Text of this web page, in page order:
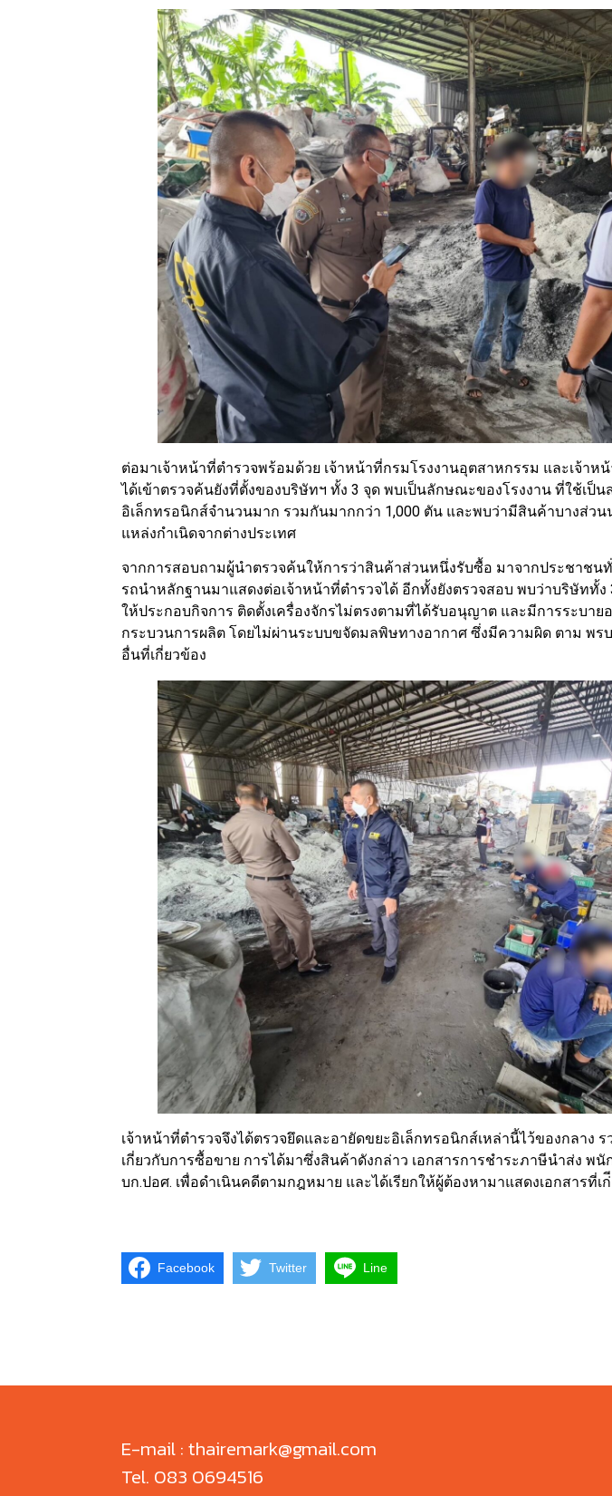
ต่อมาเจ้าหน้าที่ตํารวจพร้อมด้วย เจ้าหน้าที่กรมโรงงานอุตสาหกรรม และเจ้า
ได้เข้าตรวจค้นยังที่ตั้งของบริษัทฯ ทั้ง 3 จุด พบเป็นลักษณะของโรงงาน ที่ใช้เป็
อิเล็กทรอนิกส์จํานวนมาก รวมกันมากกว่า 1,000 ตัน และพบว่ามีสินค้าบางส่วน
แหล่งกําเนิดจากต่างประเทศ
จากการสอบถามผู้นําตรวจค้นให้การว่าสินค้าส่วนหนึ่งรับซื้อ มาจากประชาชน
รถนําหลักฐานมาแสดงต่อเจ้าหน้าที่ตํารวจได้ อีกทั้งยังตรวจสอบ พบว่าบริษัททั้ง
ให้ประกอบกิจการ ติดตั้งเครื่องจักรไม่ตรงตามที่ได้รับอนุญาต และมีการระบาย
กระบวนการผลิต โดยไม่ผ่านระบบขจัดมลพิษทางอากาศ ซึ่งมีความผิด ตาม พร
อื่นที่เกี่ยวข้อง
เจ้าหน้าที่ตํารวจจึงได้ตรวจยึดและอายัดขยะอิเล็กทรอนิกส์เหล่านี้ไว้ของกลาง ร
เกี่ยวกับการซื้อขาย การได้มาซึ่งสินค้าดังกล่าว เอกสารการชําระภาษีนําส่ง พนั
บก.ปอศ. เพื่อดําเนินคดีตามกฎหมาย และได้เรียกให้ผู้ต้องหามาแสดงเอกสารที่เ
Facebook Twitter Line
E-mail : thairemark@gmail.com
Tel. 083 0694516